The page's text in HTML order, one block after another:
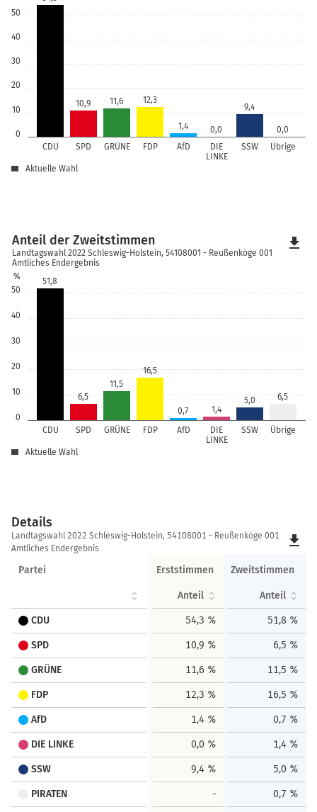
0
10
20
30
40
50
CDU SPD GRÜNE FDP AfD
DIE
LINKE
SSW Übrige
10,9 11,6 12,3
1,4 0,0
9,4
0,0
Aktuelle Wahl
0
10
20
30
40
50
%
CDU SPD GRÜNE FDP AfD
DIE
LINKE
SSW Übrige
51,8
6,5
11,5
16,5
0,7 1,4
5,0 6,5
Anteil der Zweitstimmen
Landtagswahl 2022 Schleswig-Holstein, 54108001 - Reußenköge 001
Amtliches Endergebnis
Aktuelle Wahl
file_download
Details
Details
Landtagswahl 2022 Schleswig-Holstein, 54108001 - Reußenköge 001
Amtliches Endergebnis
file_download
Partei Erststimmen Zweitstimmen
Anteil Anteil
CDU 54,3 % 51,8 %
SPD 10,9 % 6,5 %
GRÜNE 11,6 % 11,5 %
FDP 12,3 % 16,5 %
AfD 1,4 % 0,7 %
DIE LINKE 0,0 % 1,4 %
SSW 9,4 % 5,0 %
PIRATEN - 0,7 %